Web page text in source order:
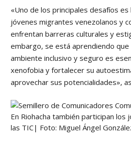
«Uno de los principales desafíos
jóvenes migrantes venezolanos y
enfrentan barreras culturales y
embargo, se está aprendiendo que
ambiente inclusivo y seguro es
xenofobia y fortalecer su
aprovechar sus potencialidades»,
En Riohacha también participan los
las TIC| Foto: Miguel Ángel